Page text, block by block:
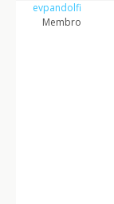
evpandolfi
Membro